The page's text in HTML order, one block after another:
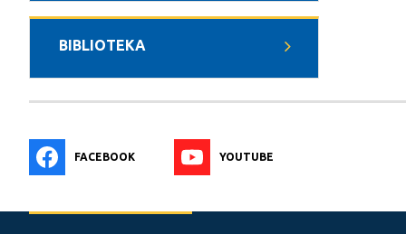
BIBLIOTEKA
FACEBOOK YOUTUBE